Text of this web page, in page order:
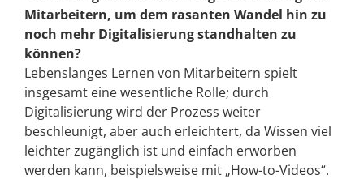
Mitarbeitern, um dem rasanten Wandel hin zu
noch mehr Digitalisierung standhalten zu
können?
Lebenslanges Lernen von Mitarbeitern spielt
insgesamt eine wesentliche Rolle; durch
Digitalisierung wird der Prozess weiter
beschleunigt, aber auch erleichtert, da Wissen viel
leichter zugänglich ist und einfach erworben
werden kann, beispielsweise mit „How-to-Videos“.